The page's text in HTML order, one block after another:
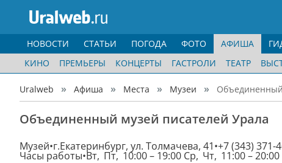
НОВОСТИ СТАТЬИ ПОГОДА ФОТО
АФИША
КИНО
ПРЕМЬЕРЫ КОНЦЕРТЫ ГАСТРОЛИ ТЕАТР
Uralweb Афиша Места Музеи
Объединенный музей писателей Урала
Музей г.Екатеринбург, ул. Толмачева, 41 +7 (343) 371-
Часы работы Вт, Пт, 10:00 – 19:00 Ср, Чт, 11:00 –